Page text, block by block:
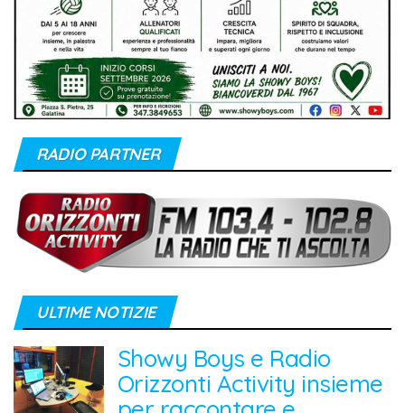
RADIO PARTNER
ULTIME NOTIZIE
Showy Boys e Radio
Orizzonti Activity insieme